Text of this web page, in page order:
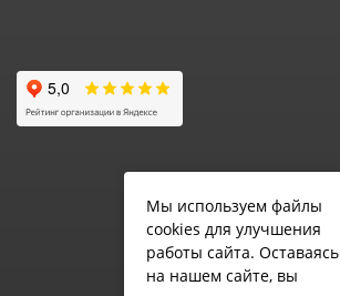
Мы используем файлы
cookies для улучшения
работы сайта. Оставаясь
на нашем сайте, вы